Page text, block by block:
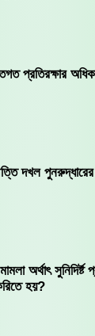
প্রতিরক্ষার
দখল পুনরুদ্ধারের
অর্থাৎ
হয়?